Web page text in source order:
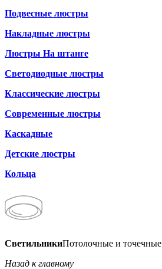
Подвесные люстры
Накладные люстры
Люстры На штанге
Светодиодные люстры
Классические люстры
Современные люстры
Каскадные
Детские люстры
Кольца
СветильникиПотолочные и точечные
Назад к главному